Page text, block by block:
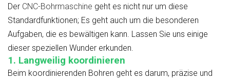
Der CNC-Bohrmaschine geht es nicht nur um diese
Standardfunktionen; Es geht auch um die besonderen
Aufgaben, die es bewältigen kann. Lassen Sie uns einige
dieser speziellen Wunder erkunden.
1. Langweilig koordinieren
Beim koordinierenden Bohren geht es darum, präzise und